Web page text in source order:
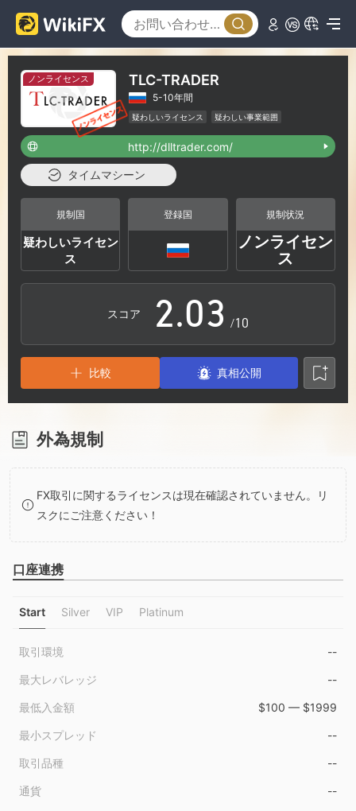
ノンライセンス TLC-TRADER
5-10年間
疑わしいライセンス
疑わしい事業範囲
ハイリスクレベル
http://dlltrader.com/
タイムマシーン
規制国
疑わしいライセン
ス
登録国 規制状況
ノンライセン
ス
スコア
0
1
2
3
4
6
7
8
.0
1
2
4
5
6
1
2
3
4
5
7
8
9
/10
比較 真相公開
外為規制
FX取引に関するライセンスは現在確認されていません。リ
スクにご注意ください！
口座連携
Start Silver VIP Platinum
取引環境 --
最大レバレッジ --
最低入金額 $100 — $1999
最小スプレッド --
取引品種 --
通貨 --